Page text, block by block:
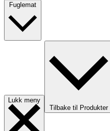
Lukk meny
Tilbake til Produkter